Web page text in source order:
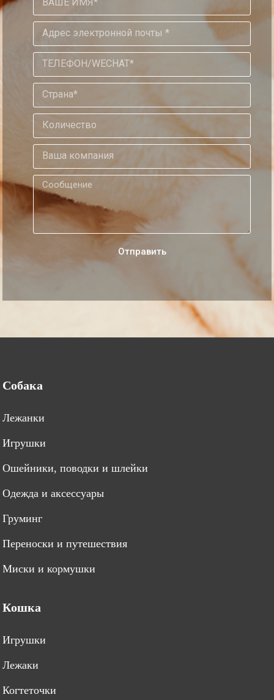
Oтправить
Собака
Лежанки
Игрушки
Ошейники, поводки и шлейки
Одежда и аксессуары
Груминг
Переноски и путешествия
Миски и кормушки
Кошка
Игрушки
Лежаки
Когтеточки